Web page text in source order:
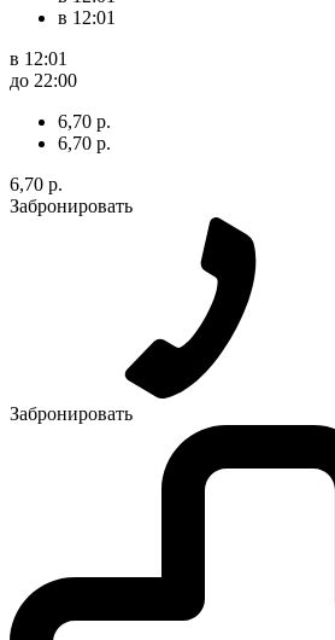
в 12:01
в 12:01
до 22:00
6,70 р.
6,70 р.
6,70 р.
Забронировать
Забронировать